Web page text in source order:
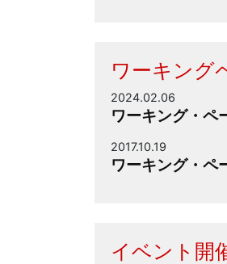
ワーキング
2024.02.06
ワーキング・
2017.10.19
ワーキング・
イベント開